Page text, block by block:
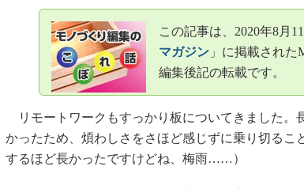
この記事は、2020年8月
マガジン」に掲載された
編集後記の転載です。
リモートワークもすっかり板についてきました。
かったため、煩わしさをさほど感じずに乗り切るこ
するほど長かったですけどね、梅雨……）